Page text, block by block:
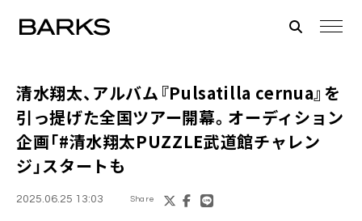
清水翔太、アルバム『Pulsatilla cernua』を
引っ提げた全国ツアー開幕。オーディション
企画「#清水翔太PUZZLE武道館チャレン
ジ」スタートも
2025.06.25 13:03 Share